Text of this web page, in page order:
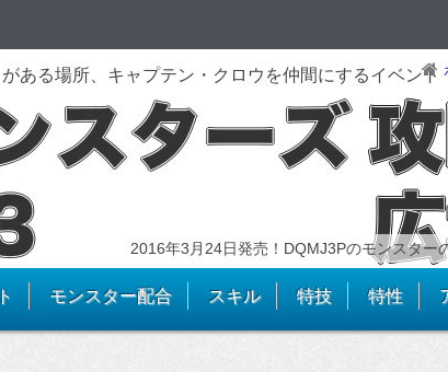
ある場所、キャプテン・クロウを仲間にするイベント
2016年3月24日発売！DQMJ3Pのモンスター
モンスター配合 スキル 特技 特性